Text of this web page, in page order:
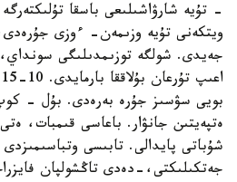
- تۇيە شارۋاشىلىعى باسقا
ويتكەنى تۇيە وزىمەن- ءوزى
جەيدى. شولگە توزىمدىلىگى
بويى سۋسىز جۇرە بەرەدى. بۇل -
ەتپەيتىن جانۋار. باعاسى قىمبات،
شۇباتى پايدالى. تابىسى وتباسىمىزدى
جەتكىلىكتى،-دەدى تاڭشولپان